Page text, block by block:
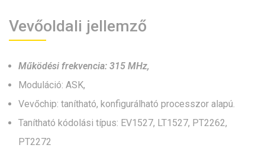
Vevőoldali jellemző
Működési frekvencia: 315 MHz,
Moduláció: ASK,
Vevőchip: tanítható, konfigurálható processzor alapú.
Tanítható kódolási típus: EV1527, LT1527, PT2262,
PT2272